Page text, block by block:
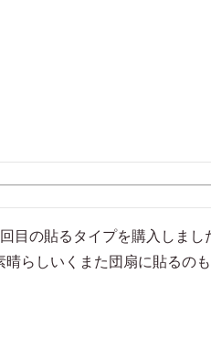
目の貼るタイプを購入しまし
晴らしいくまた団扇に貼るの